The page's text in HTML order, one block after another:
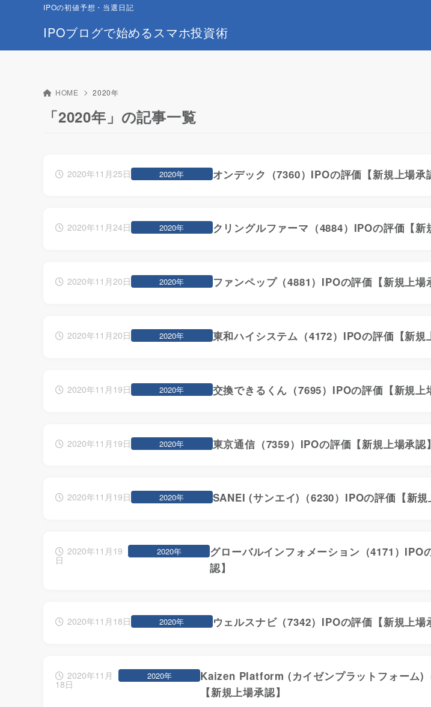
IPOブログで始めるスマホ投資術
IPOの初値予想・当選日記
HOME 2020年
「2020年」の記事一覧
2020年
2020年11月25日 オンデック（7360）IPOの評価【新規上場承
2020年
2020年11月24日 クリングルファーマ（4884）IPOの評価【新
2020年
2020年11月20日 ファンペップ（4881）IPOの評価【新規上場
2020年
2020年11月20日 東和ハイシステム（4172）IPOの評価【新規
2020年
2020年11月19日 交換できるくん（7695）IPOの評価【新規上
2020年
2020年11月19日 東京通信（7359）IPOの評価【新規上場承認】
2020年
2020年11月19日 SANEI (サンエイ)（6230）IPOの評価【新規
2020年
2020年11月19
日
グローバルインフォメーション（4171）IPO
認】
2020年
2020年11月18日 ウェルスナビ（7342）IPOの評価【新規上場
2020年
2020年11月
18日
Kaizen Platform (カイゼンプラットフォーム)
【新規上場承認】